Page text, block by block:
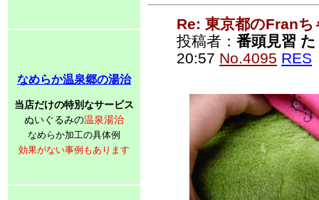
なめらか温泉郷の湯治
当店だけの特別なサービス
ぬいぐるみの温泉湯治
なめらか加工の具体例
効果がない事例もあります
Re: 東京都のFranち
投稿者： 番頭見習
20:57 No.4095 RES